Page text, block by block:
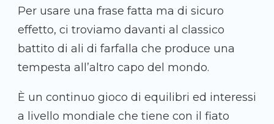
Per usare una frase fatta ma di sicuro
effetto, ci troviamo davanti al classico
battito di ali di farfalla che produce una
tempesta all’altro capo del mondo.
È un continuo gioco di equilibri ed interessi
a livello mondiale che tiene con il fiato